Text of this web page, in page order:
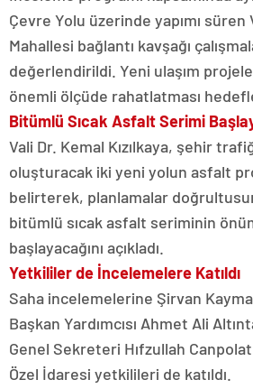
Çevre Yolu üzerinde yapımı süren
Mahallesi bağlantı kavşağı
değerlendirildi. Yeni ulaşım
önemli ölçüde rahatlatması
Bitümlü Sıcak Asfalt Serimi
Vali Dr. Kemal Kızılkaya, şehir
oluşturacak iki yeni yolun asfalt
belirterek, planlamalar
bitümlü sıcak asfalt seriminin
başlayacağını açıkladı.
Yetkililer de İncelemelere Katıldı
Saha incelemelerine Şirvan
Başkan Yardımcısı Ahmet Ali
Genel Sekreteri Hıfzullah
Özel İdaresi yetkilileri de katıldı.